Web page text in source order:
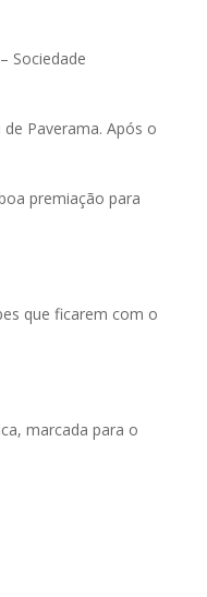
Sociedade
Paverama. Após o
premiação para
que ficarem com o
marcada para o